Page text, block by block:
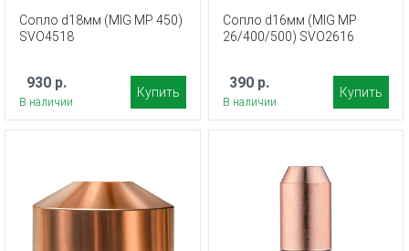
Сопло d18мм (MIG MP 450)
SVO4518
930 р.
В наличии
Купить
Сопло d16мм (MIG MP
26/400/500) SVO2616
390 р.
В наличии
Купить